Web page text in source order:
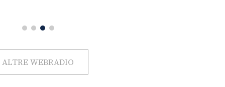
ALTRE WEBRADIO